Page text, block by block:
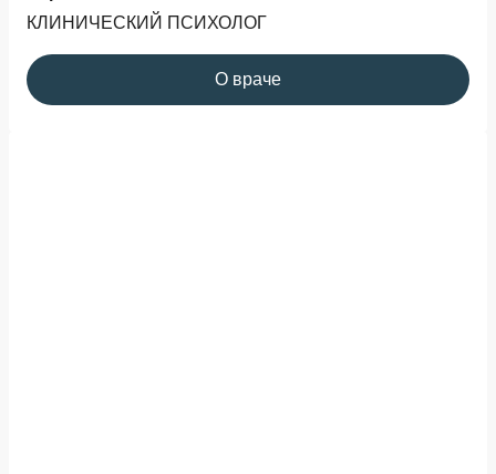
КЛИНИЧЕСКИЙ ПСИХОЛОГ
О враче